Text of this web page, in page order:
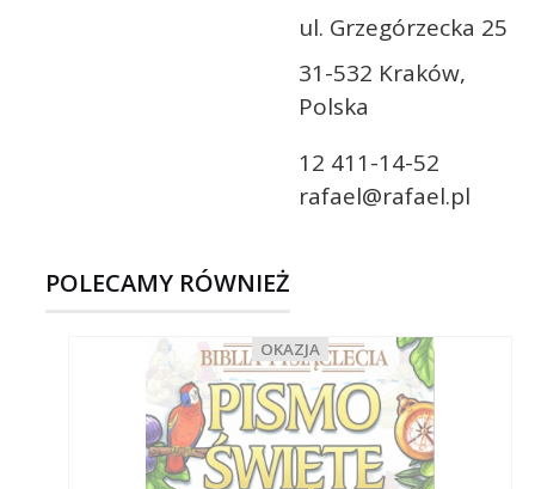
ul. Grzegórzecka 25
31-532 Kraków,
Polska
12 411-14-52
rafael@rafael.pl
POLECAMY RÓWNIEŻ
OKAZJA